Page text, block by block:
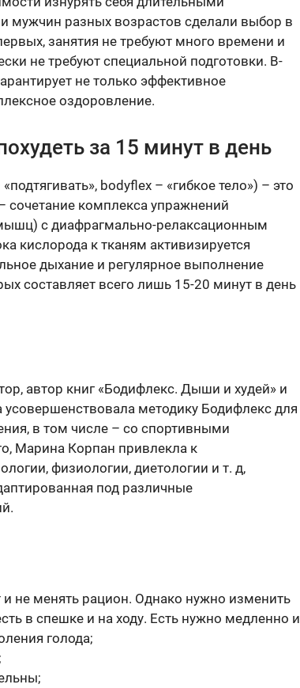
разных возрастов сделали выбор в
занятия не требуют много времени и
не требуют специальной подготовки. В-
не только эффективное
оздоровление.
за 15 минут в день
bodyflex – «гибкое тело») – это
сочетание комплекса упражнений
с диафрагмально-релаксационным
кислорода к тканям активизируется
дыхание и регулярное выполнение
составляет всего лишь 15-20 минут в день
автор книг «Бодифлекс. Дыши и худей» и
методику Бодифлекс для
в том числе – со спортивными
Марина Корпан привлекла к
физиологии, диетологии и т. д,
под различные
не менять рацион. Однако нужно изменить
в спешке и на ходу. Есть нужно медленно и
голода;